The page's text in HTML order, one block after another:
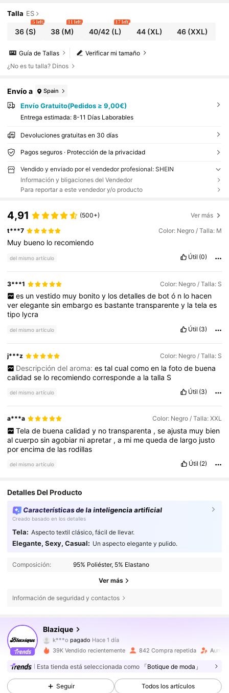
Talla ES
36(S)
5 left
38 (M)
11 left
40/42 (L)
17 left
44(XL) 46 (XXL)
Verificar mi tamaño
Guía de Tallas
¿No es tu talla? Dinos
Envío a Spain
Envío Gratuito(Pedidos ≥ 9,00€)
Entrega estimada: 8-11 Días Laborables
Devoluciones gratuitas en 30 días
Pagos seguros · Protección de la privacidad
Vendido y enviado por el vendedor profesional: SHEIN
Información y bligaciones del Vendedor
Para reportar a este vendedor y/o producto
4,91 (500+) Ver más
t***7 Color: Negro / Talla: M
Muy bueno lo recomiendo
del mismo artículo Útil (0)
3***1 Color: Negro / Talla: S
es un vestido muy bonito y los detalles de bot ó n lo hacen
verelegantesinembargoes bastantetransparentey latelaes
tipo lycra
del mismo artículo Útil (3)
j***z Color: Negro / Talla: S
Descripción del aroma: es tal cual como en la foto de buena
calidadse lo recomiendocorrespondea latalla S
del mismo artículo Útil (3)
a***a Color: Negro / Talla: XXL
Tela de buena calidad y no transparenta , se ajusta muy bien
alcuerposinagobiar niapretar ,a mi mequedade largo justo
porencimade las rodillas
del mismo artículo Útil (2)
Detalles Del Producto
Características de la inteligencia artificial
Creado basado en los detalles
Tela: Aspecto textil clásico, fácil de llevar.
Elegante, Sexy, Casual: Un aspecto elegante y pulido.
Composición: 95% Poliéster, 5% Elastano
Ver más
Información de seguridad y contactos
Blazique
k***opagado
c***7seguido hace Hace 5 horas
39K Vendido recientemente 842 Compra repetida
Esta tienda está seleccionada como 「Botique de moda」
Seguir Todos los artículos